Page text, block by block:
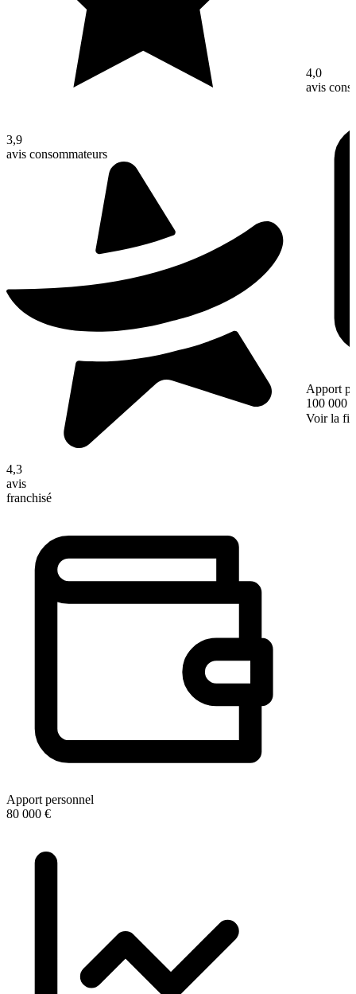
3,9
avis consommateurs
4,3
avis
franchisé
Apport personnel
80 000 €
4,0
avis
Apport
100 000 €
Voir la